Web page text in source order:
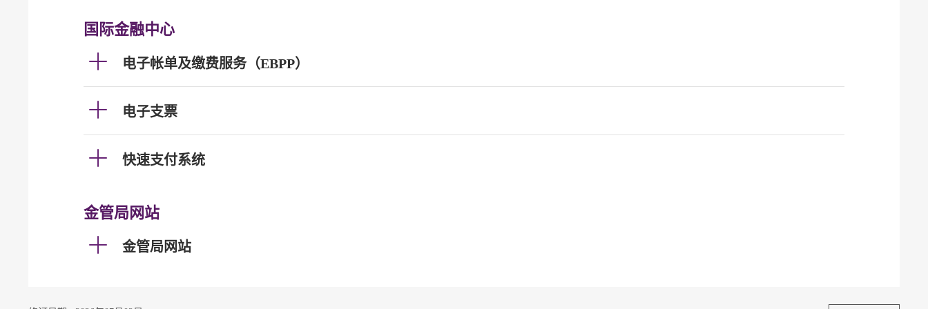
国际金融中心
电子帐单及缴费服务（EBPP）
电子支票
快速支付系统
金管局网站
金管局网站